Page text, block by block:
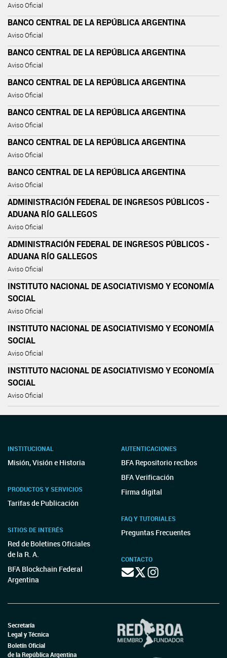
Aviso Oficial
BANCO CENTRAL DE LA REPÚBLICA ARGENTINA
Aviso Oficial
BANCO CENTRAL DE LA REPÚBLICA ARGENTINA
Aviso Oficial
BANCO CENTRAL DE LA REPÚBLICA ARGENTINA
Aviso Oficial
BANCO CENTRAL DE LA REPÚBLICA ARGENTINA
Aviso Oficial
BANCO CENTRAL DE LA REPÚBLICA ARGENTINA
Aviso Oficial
BANCO CENTRAL DE LA REPÚBLICA ARGENTINA
Aviso Oficial
ADMINISTRACIÓN FEDERAL DE INGRESOS PÚBLICOS -
ADUANA RÍO GALLEGOS
Aviso Oficial
ADMINISTRACIÓN FEDERAL DE INGRESOS PÚBLICOS -
ADUANA RÍO GALLEGOS
Aviso Oficial
INSTITUTO NACIONAL DE ASOCIATIVISMO Y ECONOMÍA
SOCIAL
Aviso Oficial
INSTITUTO NACIONAL DE ASOCIATIVISMO Y ECONOMÍA
SOCIAL
Aviso Oficial
INSTITUTO NACIONAL DE ASOCIATIVISMO Y ECONOMÍA
SOCIAL
Aviso Oficial
INSTITUCIONAL
Misión, Visión e Historia
PRODUCTOS Y SERVICIOS
Tarifas de Publicación
SITIOS DE INTERÉS
Red de Boletines Oficiales
de la R. A.
BFA Blockchain Federal
Argentina
AUTENTICACIONES
BFA Repositorio recibos
BFA Verificación
Firma digital
FAQ Y TUTORIALES
Preguntas Frecuentes
CONTACTO
Secretaría
Legal y Técnica
Boletín Oficial
de la República Argentina